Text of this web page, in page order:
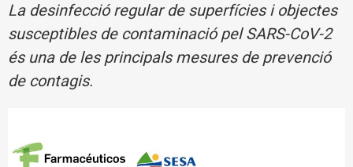
La desinfecció regular de superfícies i objectes
susceptibles de contaminació pel SARS-CoV-2
és una de les principals mesures de prevenció
de contagis.